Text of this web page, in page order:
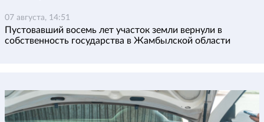
07 августа, 14:51
Пустовавший восемь лет участок земли вернули в
собственность государства в Жамбылской области